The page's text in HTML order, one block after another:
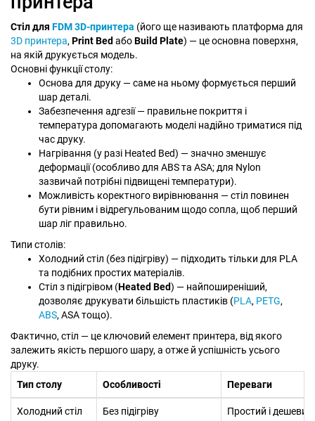
Стіл для FDM 3D-принтера (його ще називають платформа для
3D принтера, Print BedабоBuild Plate) — це основна поверхня,
на якій друкується модель.
Основні функції столу:
Основа для друку — саме на ньому формується перший
шар деталі.
Забезпечення адгезії — правильне покриття і
температура допомагають моделі надійно триматися під
час друку.
Нагрівання (у разі Heated Bed) — значно зменшує
деформації (особливо для ABS та ASA; для Nylon
зазвичай потрібні підвищені температури).
Можливість коректного вирівнювання — стіл повинен
бути рівним і відрегульованим щодо сопла, щоб перший
шар ліг правильно.
Типи столів:
Холодний стіл (без підігріву) — підходить тільки для PLA
та подібних простих матеріалів.
Стіл з підігрівом (Heated Bed) — найпоширеніший,
дозволяє друкувати більшість пластиків (PLA, PETG,
ABS, ASA тощо).
Фактично, стіл — це ключовий елемент принтера, від якого
залежить якість першого шару, а отже й успішність усього
друку.
Тип столу
Особливості Переваги
Холодний стіл Без підігріву Простий і дешевий